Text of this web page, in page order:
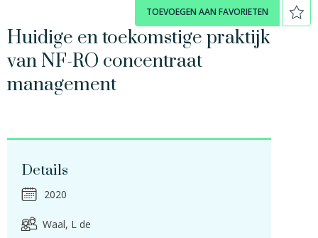
TOEVOEGEN AAN FAVORIETEN
Huidige en toekomstige praktijk
van NF-RO concentraat
management
Details
2020
Waal, L de